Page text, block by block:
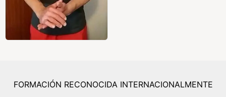
FORMACIÓN RECONOCIDA INTERNACIONALMENTE